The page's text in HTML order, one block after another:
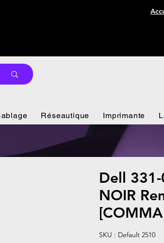
Réseautique Imprimante
Dell
NOIR
SKU : Default 2510